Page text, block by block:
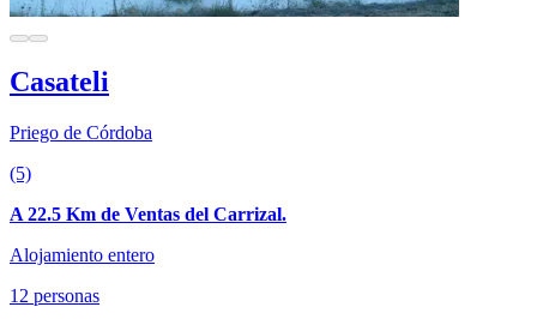
Casateli
Priego de Córdoba
(5)
A 22.5 Km de Ventas del Carrizal.
Alojamiento entero
12 personas